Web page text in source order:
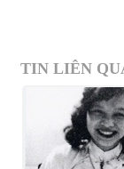
TIN LIÊN